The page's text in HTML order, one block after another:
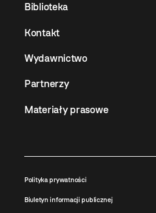
Biblioteka
Kontakt
Wydawnictwo
Partnerzy
Materiały prasowe
Polityka prywatności
Biuletyn informacji publicznej